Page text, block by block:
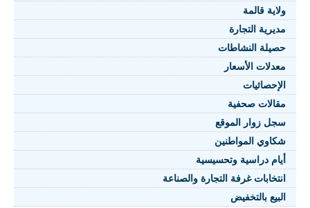
2021
قالمة
التجارة
النشاطات
الأسعار
صحفية
زوار الموقع
المواطنين
دراسية وتحسيسية
غرفة التجارة والصناعة
بالتخفيض